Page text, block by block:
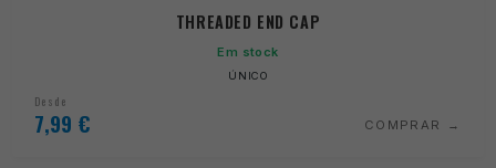
THREADED END CAP
Em stock
ÚNICO
Desde
7,99 € COMPRAR